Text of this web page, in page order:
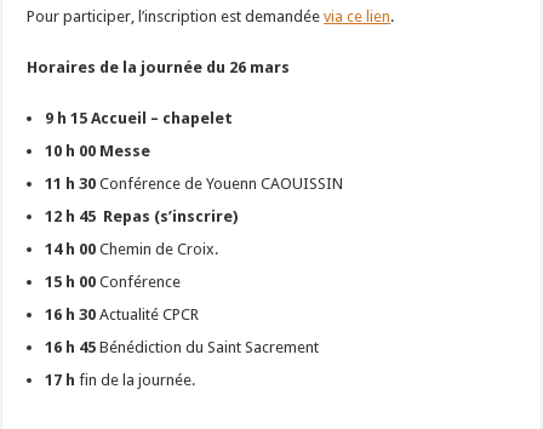
Pour participer, l’inscription est demandéevia ce lien.
Horaires de la journée du 26 mars
9 h 15 Accueil – chapelet
10 h 00 Messe
11 h 30 Conférence de Youenn CAOUISSIN
12 h 45 Repas (s’inscrire)
14 h 00 Chemin de Croix.
15 h 00Conférence
16 h 30Actualité CPCR
16 h 45 Bénédiction du Saint Sacrement
17 h fin de la journée.